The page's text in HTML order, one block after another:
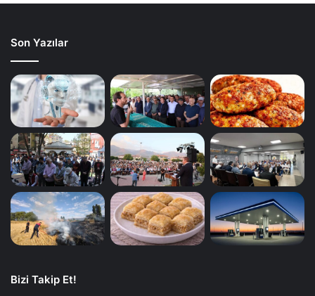
Son Yazılar
Bizi Takip Et!